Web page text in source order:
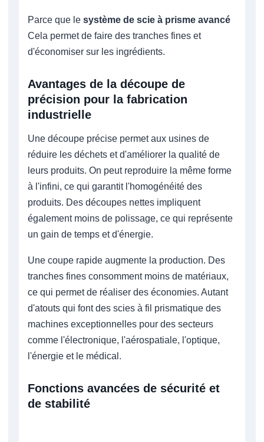
Parce que le système de scie à prisme avancé
Cela permet de faire des tranches fines et
d'économiser sur les ingrédients.
Avantages de la découpe de
précision pour la fabrication
industrielle
Une découpe précise permet aux usines de
réduire les déchets et d'améliorer la qualité de
leurs produits. On peut reproduire la même forme
à l'infini, ce qui garantit l'homogénéité des
produits. Des découpes nettes impliquent
également moins de polissage, ce qui représente
un gain de temps et d'énergie.
Une coupe rapide augmente la production. Des
tranches fines consomment moins de matériaux,
ce qui permet de réaliser des économies. Autant
d'atouts qui font des scies à fil prismatique des
machines exceptionnelles pour des secteurs
comme l'électronique, l'aérospatiale, l'optique,
l'énergie et le médical.
Fonctions avancées de sécurité et
de stabilité